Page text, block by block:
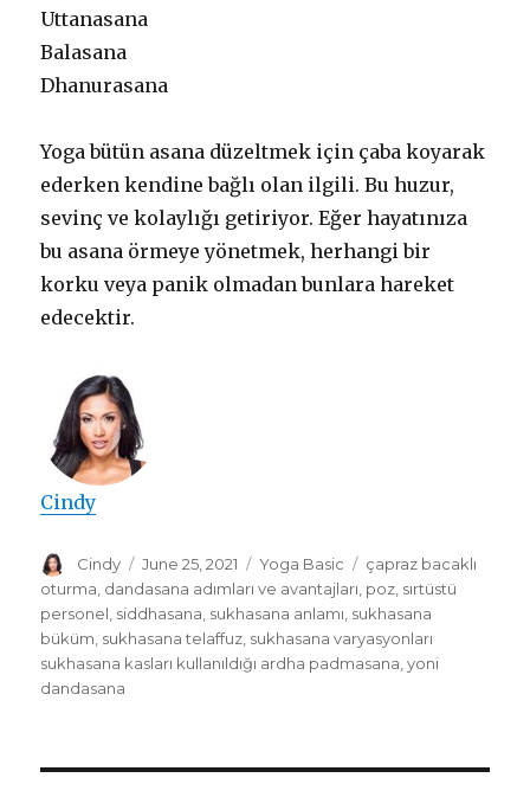
Uttanasana
Balasana
Dhanurasana
Yoga bütün asana düzeltmek için çaba koyarak
ederken kendine bağlı olan ilgili. Bu huzur,
sevinç ve kolaylığı getiriyor. Eğer hayatınıza
bu asana örmeye yönetmek, herhangi bir
korku veya panik olmadan bunlara hareket
edecektir.
Cindy
Author
Cindy
Posted
on
June 25, 2021 Categories
Yoga Basic Tags
çapraz bacaklı
oturma, dandasana adımları ve avantajları, poz, sırtüstü
personel, siddhasana, sukhasana anlamı, sukhasana
büküm, sukhasana telaffuz, sukhasana varyasyonları
sukhasana kasları kullanıldığı ardha padmasana,yoni
dandasana